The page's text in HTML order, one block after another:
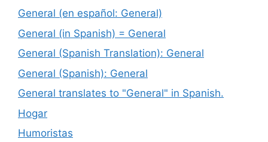
General (en español: General)
General (in Spanish) = General
General (Spanish Translation): General
General (Spanish): General
General translates to "General" in Spanish.
Hogar
Humoristas